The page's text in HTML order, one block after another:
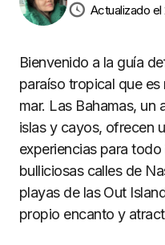
Actualizado el
Bienvenido a la guía
paraíso tropical que
mar. Las Bahamas, un
islas y cayos, ofrecen
experiencias para
bulliciosas calles de
playas de las Out
propio encanto y